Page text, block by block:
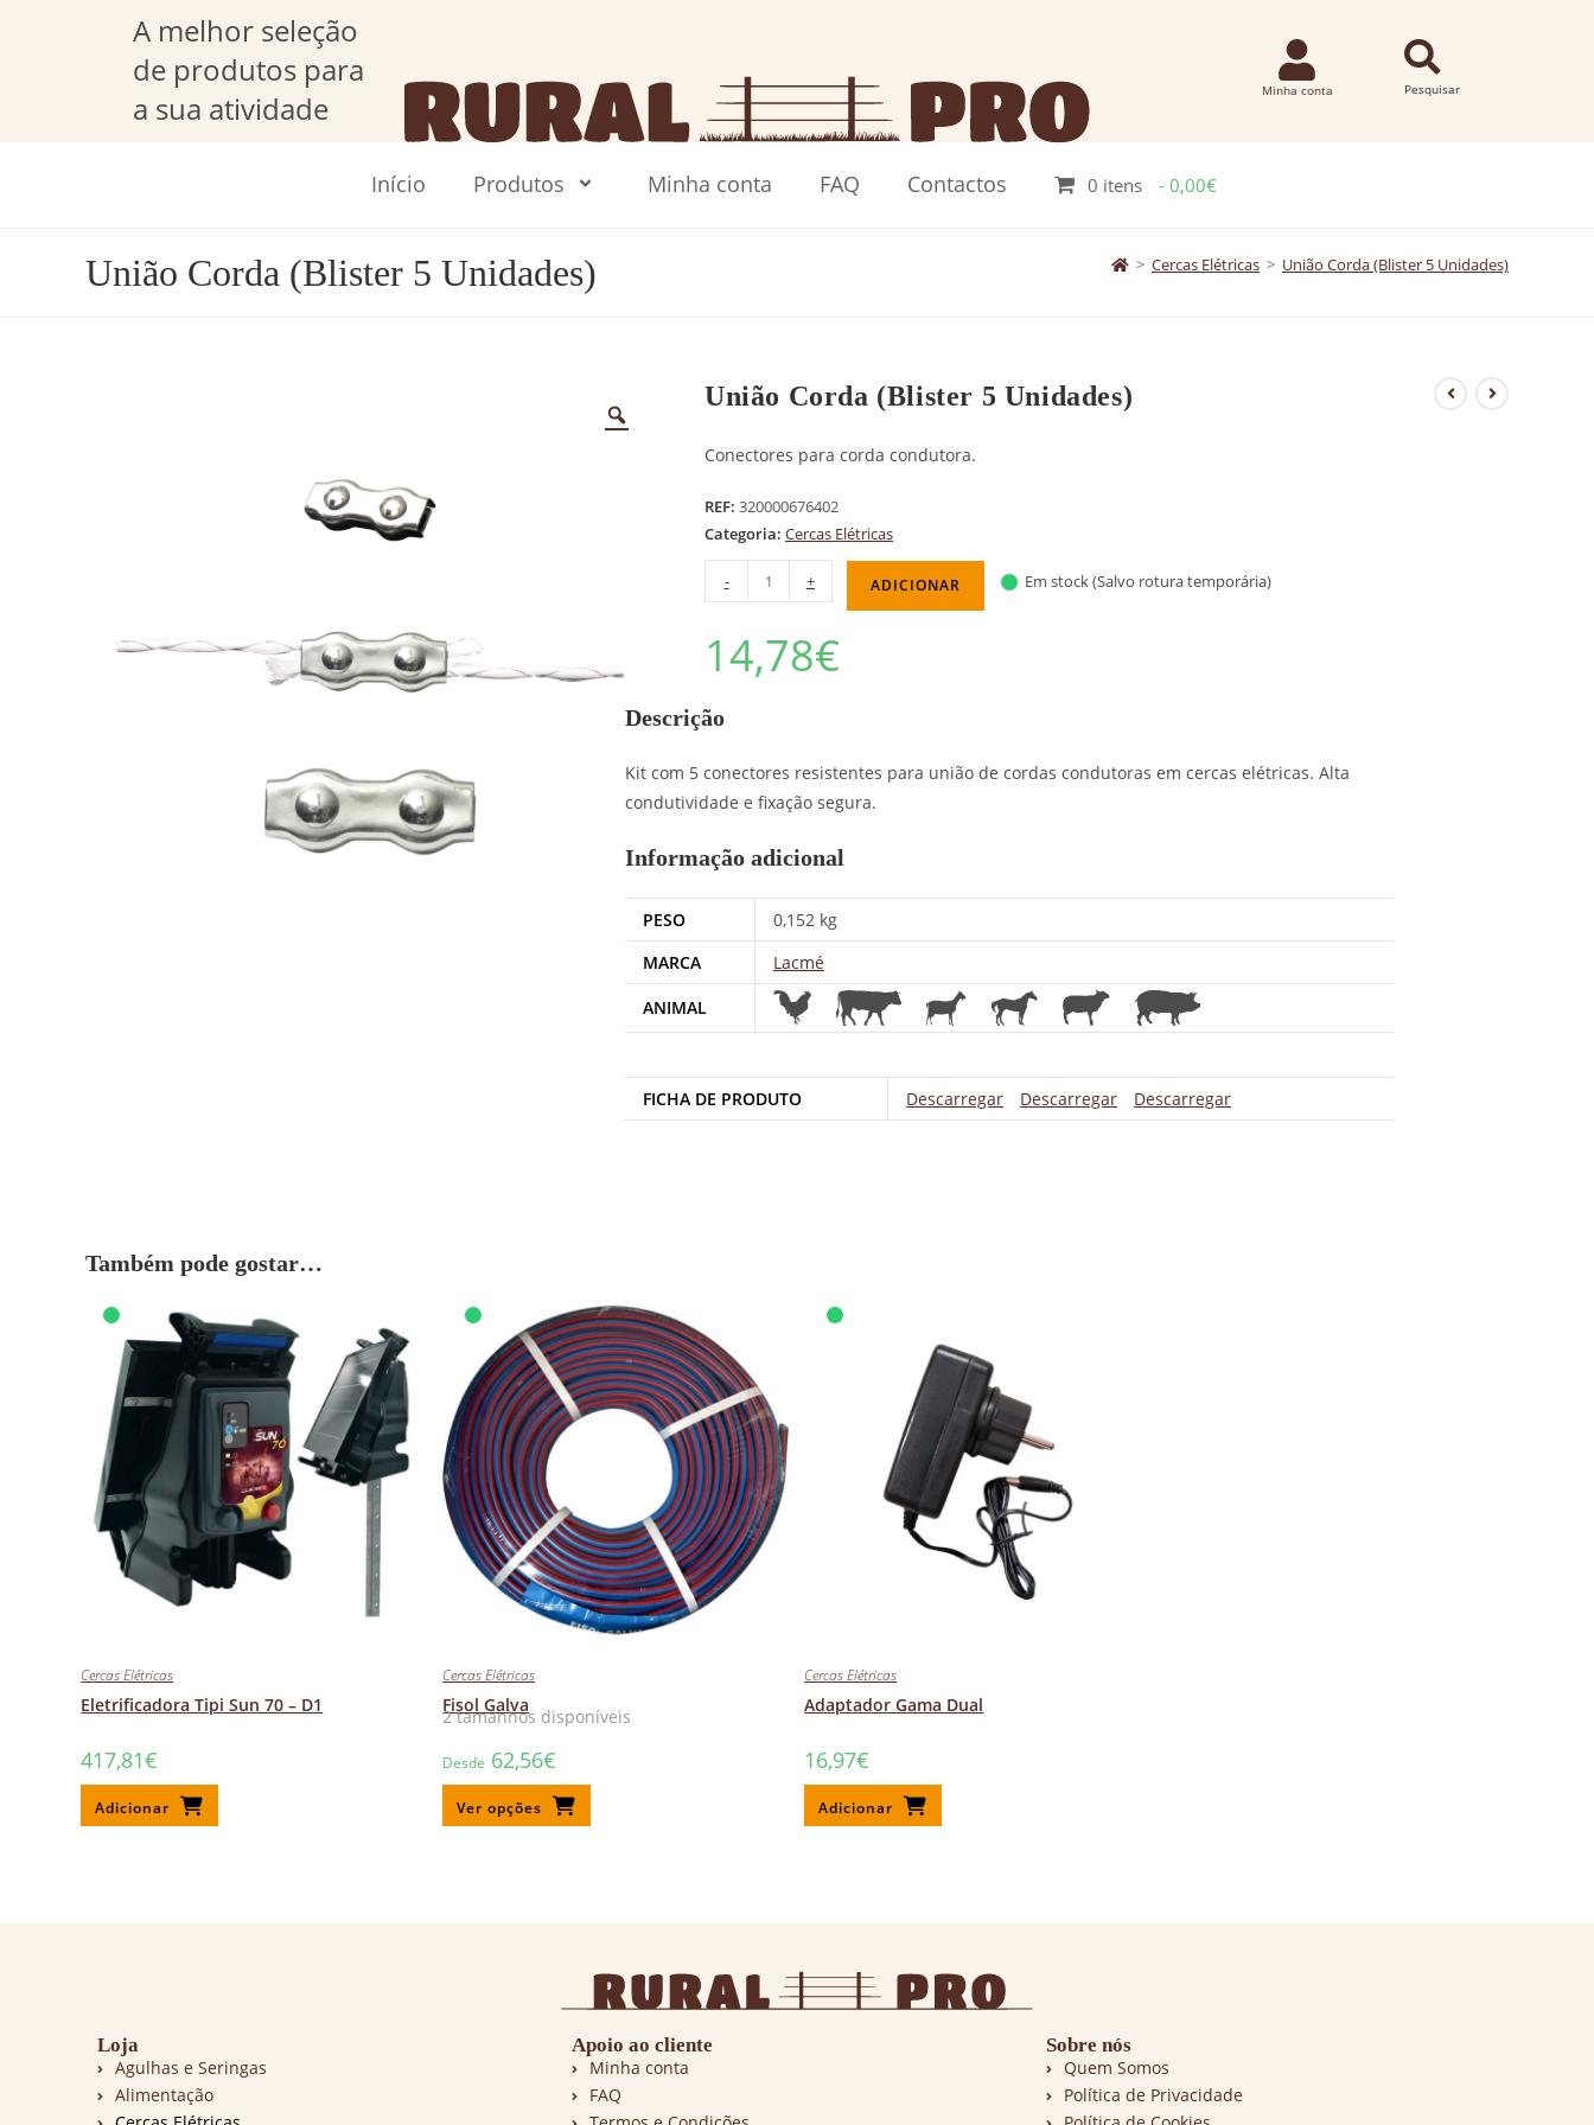
A melhor seleção
de produtos para
a sua atividade
Início Produtos Minha conta FAQ Contactos 0 itens 0,00€
União Corda (Blister 5 Unidades) > Cercas Elétricas > União Corda (Blister 5 Unidades)
União Corda (Blister 5 Unidades)
Conectores para corda condutora.
REF: 320000676402
Categoria: Cercas Elétricas
- + ADICIONAR Em stock (Salvo rotura temporária)
14,78€
Descrição
Kit com 5 conectores resistentes para união de cordas condutoras em cercas elétricas. Alta
condutividade e fixação segura.
Informação adicional
PESO
0,152 kg
MARCA
Lacmé
ANIMAL
FICHA DE PRODUTO Descarregar Descarregar Descarregar
Também pode gostar…
Cercas Elétricas
Eletrificadora Tipi Sun 70 – D1
417,81€
Adicionar
2 tamanhos disponíveis
Cercas Elétricas
Fisol Galva
Desde 62,56€
Ver opções
Cercas Elétricas
Adaptador Gama Dual
16,97€
Adicionar
Loja
Agulhas e Seringas
Alimentação
Apoio ao cliente
Minha conta
FAQ
Sobre nós
Quem Somos
Política de Privacidade